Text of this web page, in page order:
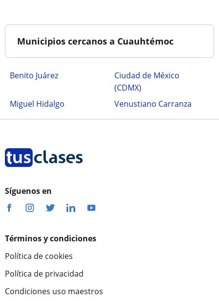
Municipios cercanos a Cuauhtémoc
Benito Juárez
Ciudad de México
(CDMX)
Miguel Hidalgo
Venustiano Carranza
Síguenos en
Términos y condiciones
Política de cookies
Política de privacidad
Condiciones uso maestros